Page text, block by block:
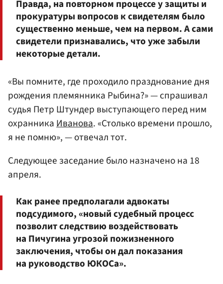
Правда, на повторном процессе у защиты и
прокуратуры вопросов к свидетелям было
существенно меньше, чем на первом. А сами
свидетели признавались, что уже забыли
некоторые детали.
«Вы помните, где проходило празднование дня
рождения племянника Рыбина?» — спрашивал
судья Петр Штундер выступающего перед ним
охранника Иванова. «Столько времени прошло,
я не помню», — отвечал тот.
Следующее заседание было назначено на 18
апреля.
Как ранее предполагали адвокаты
подсудимого, «новый судебный процесс
позволит следствию воздействовать
на Пичугина угрозой пожизненного
заключения, чтобы он дал показания
на руководство ЮКОСа».